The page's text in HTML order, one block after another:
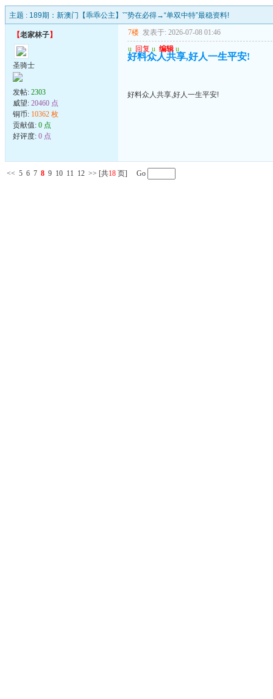
主题 : 189期：新澳门【乖乖公主】ˇˇ势在必得→“单双中特”最稳资料!
【老家林子】
圣骑士
发帖: 2303
威望: 20460 点
铜币: 10362 枚
贡献值: 0 点
好评度: 0 点
7楼 发表于: 2026-07-08 01:46
u 回复 u 编辑 u
好料众人共享,好人一生平安!
好料众人共享,好人一生平安!
<< 5 6 7 8 9 10 11 12 >> [共18 页] Go